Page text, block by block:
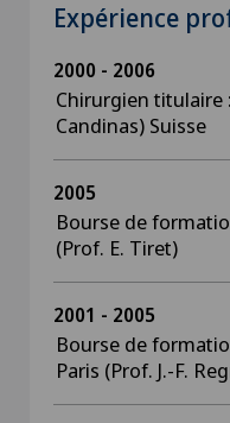
Expérience
2000 - 2006
Chirurgien titulaire
Candinas) Suisse
2005
Bourse de
(Prof. E. Tiret)
2001 - 2005
Bourse de
Paris (Prof. J.-F.